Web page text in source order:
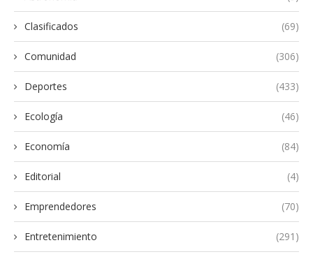
Clasificados (69)
Comunidad (306)
Deportes (433)
Ecología (46)
Economía (84)
Editorial (4)
Emprendedores (70)
Entretenimiento (291)